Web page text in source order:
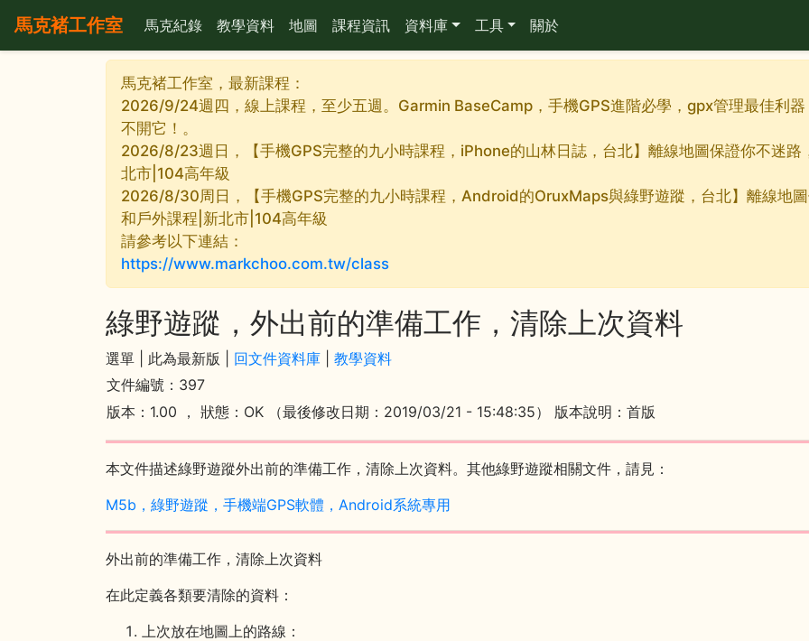
馬克褚工作室 馬克紀錄 教學資料 地圖 課程資訊 資料庫 工具 關於
馬克褚工作室，最新課程：
2026/9/24週四，線上課程，至少五週。Garmin BaseCamp，手機GPS進階必學，gpx管理最佳利
不開它！。
2026/8/23週日，【手機GPS完整的九小時課程，iPhone的山林日誌，台北】離線地圖保證你不迷路
北市|104高年級
2026/8/30周日，【手機GPS完整的九小時課程，Android的OruxMaps與綠野遊蹤，台北】離線地
和戶外課程|新北市|104高年級
請參考以下連結：
https://www.markchoo.com.tw/class
綠野遊蹤，外出前的準備工作，清除上次資料
選單 | 此為最新版 | 回文件資料庫
教學資料
文件編號：397
版本：1.00 ， 狀態：OK （最後修改日期：2019/03/21 - 15:48:35） 版本說明：首版
本文件描述綠野遊蹤外出前的準備工作，清除上次資料。其他綠野遊蹤相關文件，請見：
M5b，綠野遊蹤，手機端GPS軟體，Android系統專用
外出前的準備工作，清除上次資料
在此定義各類要清除的資料：
上次放在地圖上的路線：